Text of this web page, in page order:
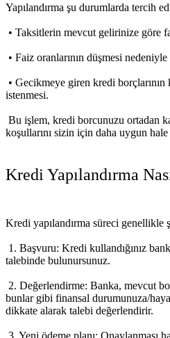
Yapılandırma şu durumlarda tercih
• Taksitlerin mevcut gelirinize göre
• Faiz oranlarının düşmesi
• Gecikmeye giren kredi borçlarının
istenmesi.
Bu işlem, kredi borcunuzu ortadan
koşullarını sizin için daha uygun
Kredi Yapılandırma
Kredi yapılandırma süreci genellikle
1. Başvuru: Kredi kullandığınız
talebinde bulunursunuz.
2. Değerlendirme: Banka, mevcut
bunlar gibi finansal durumunuza/
dikkate alarak talebi değerlendirir.
3. Yeni ödeme planı: Onaylanması